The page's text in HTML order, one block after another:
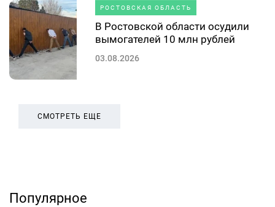
РОСТОВСКАЯ ОБЛАСТЬ
В Ростовской области осудили
вымогателей 10 млн рублей
03.08.2026
СМОТРЕТЬ ЕЩЕ
Популярное